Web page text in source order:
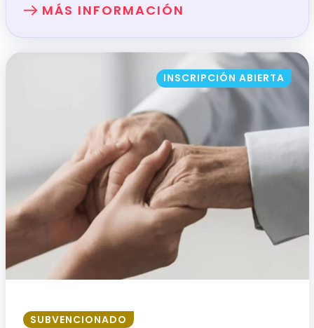
MÁS INFORMACIÓN
SOBRE: EL COACHING Y LA
SUBVENCIONADO
INSCRIPCIÓN ABIERTA